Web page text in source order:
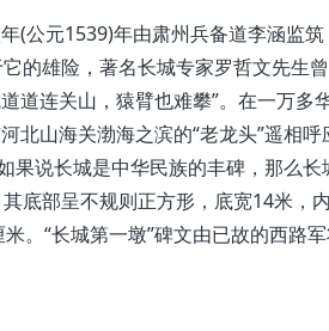
(公元1539)年由肃州兵备道李涵监
的雄险，著名长城专家罗哲文先生
道连关山，猿臂也难攀”。在一万多
北山海关渤海之滨的“老龙头”遥相
果说长城是中华民族的丰碑，那么
底部呈不规则正方形，底宽14米，
。“长城第一墩”碑文由已故的西路